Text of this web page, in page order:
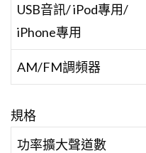
USB音訊/ iPod專用/
iPhone專用
AM/FM調頻器
規格
功率擴大聲道數